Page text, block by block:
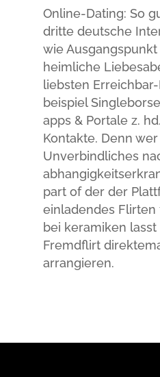
Online-Dating: So
dritte deutsche
wie
heimliche
liebsten
beispiel
apps & Portale z.
Kontakte. Denn
Unverbindliches
part of der der
einladendes
bei keramiken
Fremdflirt
arrangieren.